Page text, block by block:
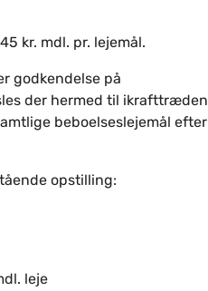
kr. mdl. pr. lejemål.
godkendelse på
der hermed til ikrafttræden
beboelseslejemål efter
opstilling:
leje